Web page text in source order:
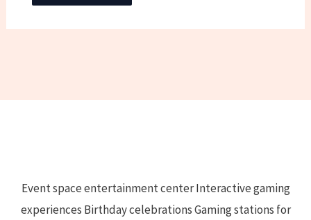
Event space entertainment center Interactive gaming
experiences Birthday celebrations Gaming stations for